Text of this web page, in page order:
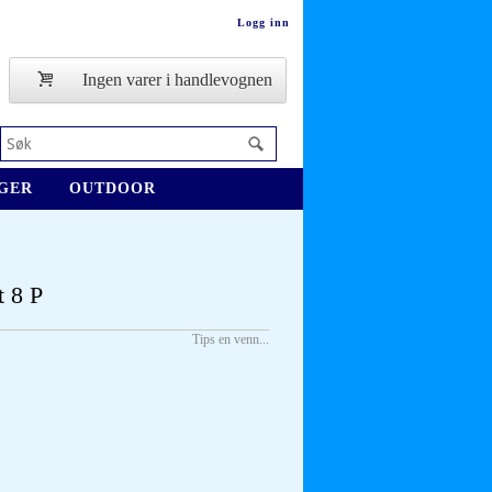
Logg inn
Ingen varer i handlevognen
OUTDOOR
8 P
Tips en venn...